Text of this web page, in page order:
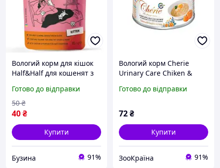
Вологий корм для кішок
Half&Half для кошенят з
соусі 85 г 4820261921946
buzyna
Готово до відправки
40₴
50 ₴
Купити
Бузина 91%
Вологий корм Cherie
Urinary Care Chiken &
шматочками курки та
підтримки сечовивідних
Готово до відправки
72₴
Купити
ЗооКраїна 91%